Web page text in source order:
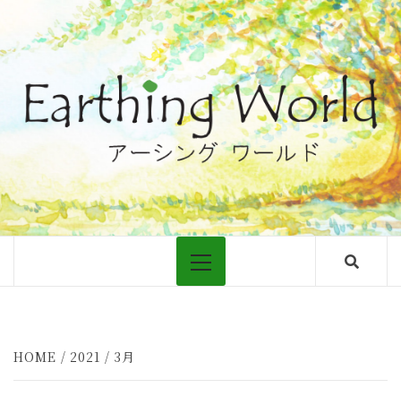
content
大地につながるアーシングについての情報
Primary
Menu
HOME 2021 3月